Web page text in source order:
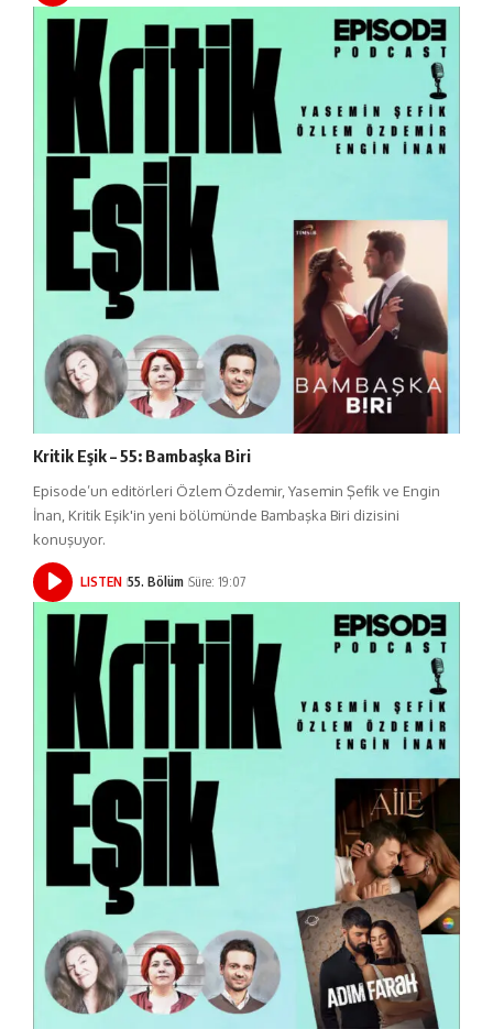
Kritik Eşik – 55: Bambaşka Biri
Episode’un editörleri Özlem Özdemir, Yasemin Şefik ve Engin
İnan, Kritik Eşik'in yeni bölümünde Bambaşka Biri dizisini
konuşuyor.
LISTEN 55. Bölüm Süre: 19:07